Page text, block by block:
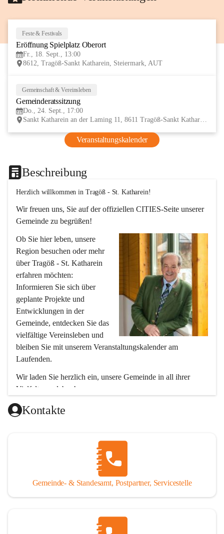
Feste & Festivals
Eröffnung Spielplatz Oberort
Fr., 18. Sept., 13:00
8612, Tragöß-Sankt Katharein, Steiermark, AUT
Gemeinschaft & Vereinsleben
Gemeinderatssitzung
Do., 24. Sept., 17:00
Sankt Katharein an der Laming 11, 8611 Tragöß-Sankt Katharein, AUT
Veranstaltungskalender
Beschreibung
Herzlich willkommen in Tragöß - St. Katharein!
Wir freuen uns, Sie auf der offiziellen CITIES-Seite unserer
Gemeinde zu begrüßen!
Ob Sie hier leben, unsere
Region besuchen oder mehr
über Tragöß - St. Katharein
erfahren möchten:
Informieren Sie sich über
geplante Projekte und
Entwicklungen in der
Gemeinde, entdecken Sie das
vielfältige Vereinsleben und
bleiben Sie mit unserem Veranstaltungskalender am
Laufenden.
Wir laden Sie herzlich ein, unsere Gemeinde in all ihrer
Vielfalt zu erleben!
Ihr Bürgermeister
Hubert Zinner
Tragöß - St. Katharein ist eine im Rahmen der
Gemeindestrukturreform 2015 fusionierte Gemeinde, die
aus den ehemaligen Gemeinden Tragöß und St. Katharein
Kontakte
Gemeinde- & Standesamt, Postpartner, Servicestelle